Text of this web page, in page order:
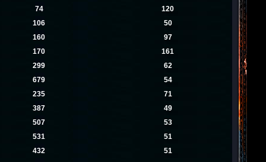
74
120
106
50
160
97
170
161
299
62
679
54
235
71
387
49
507
53
531
51
432
51